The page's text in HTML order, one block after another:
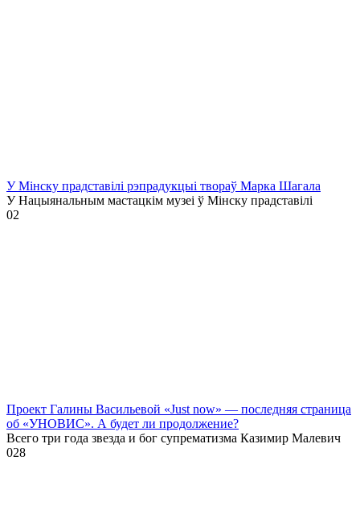
У Мінску прадставілі рэпрадукцыі твораў Марка Шагала
У Нацыянальным мастацкім музеі ў Мінску прадставілі
02
Проект Галины Васильевой «Just now» — последняя страница
об «УНОВИС». А будет ли продолжение?
Всего три года звезда и бог супрематизма Казимир Малевич
028